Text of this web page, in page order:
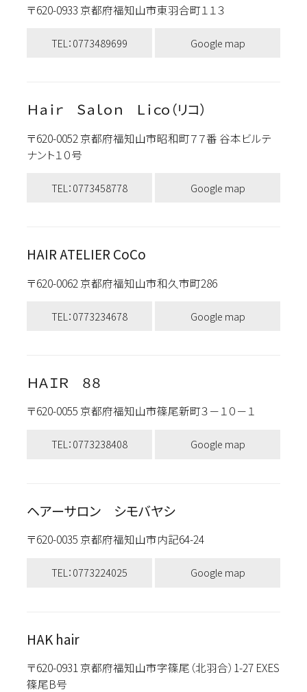
〒620-0933 京都府福知山市東羽合町１１３
TEL：0773489699 Google map
Ｈａｉｒ Ｓａｌｏｎ Ｌｉｃｏ（リコ）
〒620-0052 京都府福知山市昭和町７７番 谷本ビルテ
ナント１０号
TEL：0773458778 Google map
HAIR ATELIER CoCo
〒620-0062 京都府福知山市和久市町286
TEL：0773234678 Google map
ＨＡＩＲ ８８
〒620-0055 京都府福知山市篠尾新町３－１０－１
TEL：0773238408 Google map
ヘアーサロン シモバヤシ
〒620-0035 京都府福知山市内記64-24
TEL：0773224025 Google map
HAK hair
〒620-0931 京都府福知山市字篠尾（北羽合）1-27 EXES
篠尾B号